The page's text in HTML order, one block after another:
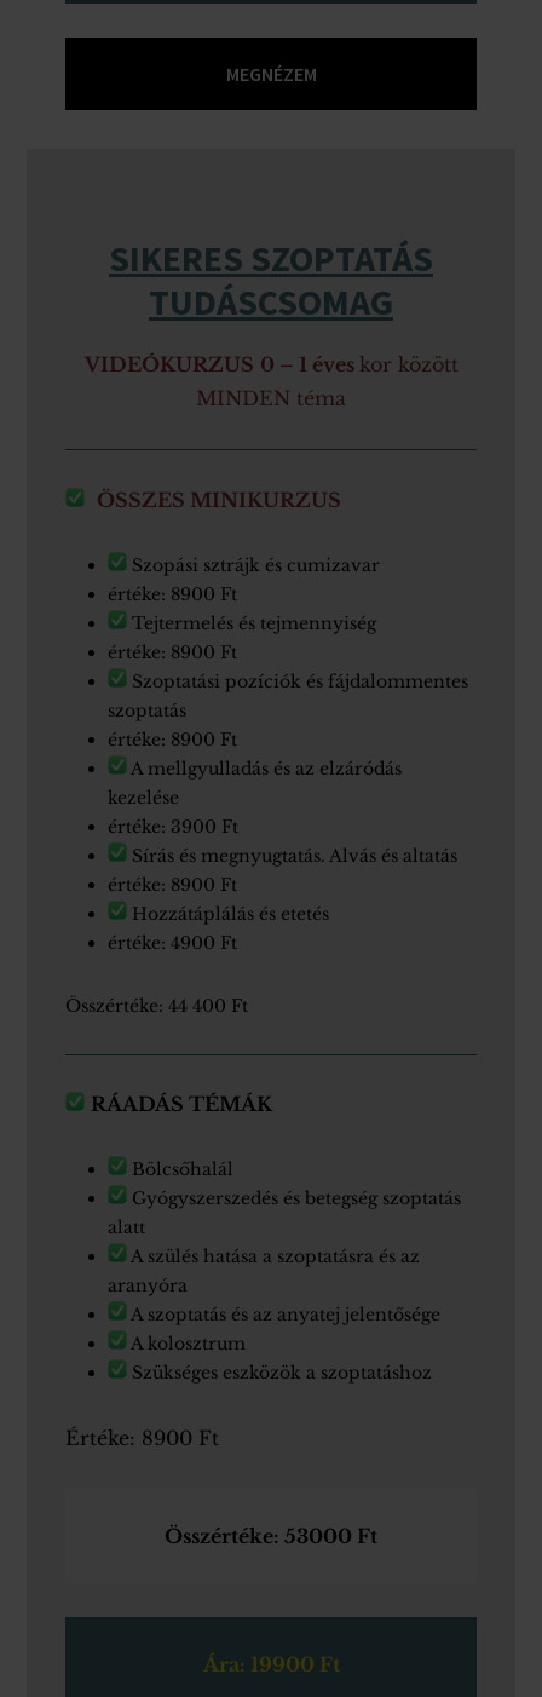
MEGNÉZEM
SIKERES SZOPTATÁS
TUDÁSCSOMAG
VIDEÓKURZUS 0 – 1 éves kor között
MINDEN téma
ÖSSZES MINIKURZUS
Szopási sztrájk és cumizavar
értéke: 8900 Ft
Tejtermelés és tejmennyiség
értéke: 8900 Ft
Szoptatási pozíciók és fájdalommentes
szoptatás
értéke: 8900 Ft
A mellgyulladás és az elzáródás
kezelése
értéke: 3900 Ft
Sírás és megnyugtatás. Alvás és altatás
értéke: 8900 Ft
Hozzátáplálás és etetés
értéke: 4900 Ft
Összértéke: 44 400 Ft
RÁADÁS TÉMÁK
Bölcsőhalál
Gyógyszerszedés és betegség szoptatás
alatt
A szülés hatása a szoptatásra és az
aranyóra
A szoptatás és az anyatej jelentősége
A kolosztrum
Szükséges eszközök a szoptatáshoz
Értéke: 8900 Ft
­Összértéke: 53000 Ft
Ára: 19900 Ft